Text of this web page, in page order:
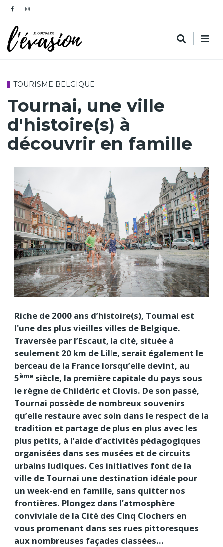
TOURISME BELGIQUE
Tournai, une ville
d'histoire(s) à
découvrir en famille
Riche de 2000 ans d’histoire(s), Tournai est
l'une des plus vieilles villes de Belgique.
Traversée par l’Escaut, la cité, située à
seulement 20 km de Lille, serait également le
berceau de la France lorsqu’elle devint, au
5ème siècle, la première capitale du pays sous
le règne de Childéric et Clovis. De son passé,
Tournai possède de nombreux souvenirs
qu’elle restaure avec soin dans le respect de la
tradition et partage de plus en plus avec les
plus petits, à l’aide d’activités pédagogiques
organisées dans ses musées et de circuits
urbains ludiques. Ces initiatives font de la
ville de Tournai une destination idéale pour
un week-end en famille, sans quitter nos
frontières. Plongez dans l’atmosphère
conviviale de la Cité des Cinq Clochers en
vous promenant dans ses rues pittoresques
aux nombreuses façades classées...